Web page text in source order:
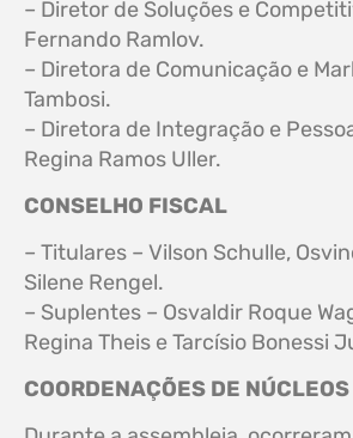
– Diretor de Soluções e
Fernando Ramlov.
– Diretora de Comunicação e
Tambosi.
– Diretora de Integração e
Regina Ramos Uller.
CONSELHO FISCAL
– Titulares – Vilson Schulle,
Silene Rengel.
– Suplentes – Osvaldir Roque
Regina Theis e Tarcísio Bonessi
COORDENAÇÕES DE NÚCLEOS